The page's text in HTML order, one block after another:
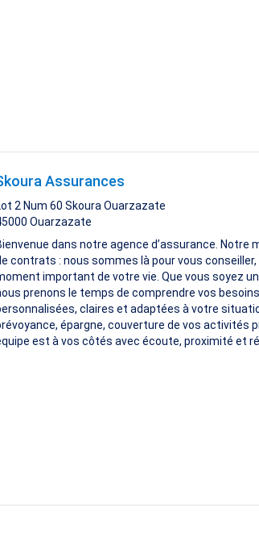
Assurances
2 Num 60 Skoura Ouarzazate
Ouarzazate
dans notre agence d’assurance.
contrats : nous sommes là pour vous
important de votre vie. Que vous soyez
prenons le temps de comprendre vos
claires et adaptées à votre
épargne, couverture de vos activités
est à vos côtés avec écoute, proximité et